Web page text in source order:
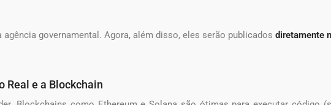
governamental. Agora, além disso, eles serão publicados diretamente
Real e a Blockchain